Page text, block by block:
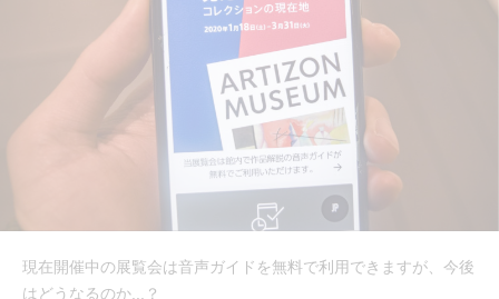
現在開催中の展覧会は音声ガイドを無料で利用できますが、今後
はどうなるのか...？